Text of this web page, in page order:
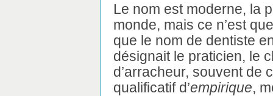
Le nom est moderne, la
monde, mais ce n’est
que le nom de dentiste
désignait le praticien, le
d’arracheur, souvent de
qualificatif d’empirique,